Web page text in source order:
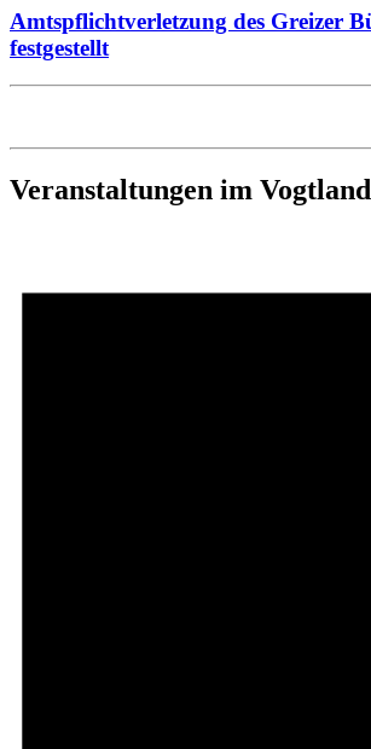
Amtspflichtverletzung des Greizer
festgestellt
Veranstaltungen im Vogtland